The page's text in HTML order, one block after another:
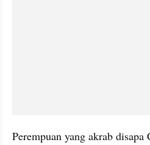
Perempuan yang akrab